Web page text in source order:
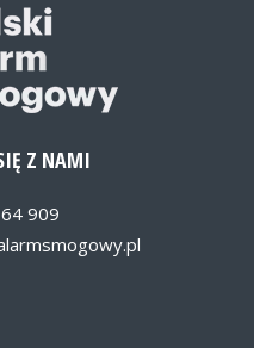
Z NAMI
909